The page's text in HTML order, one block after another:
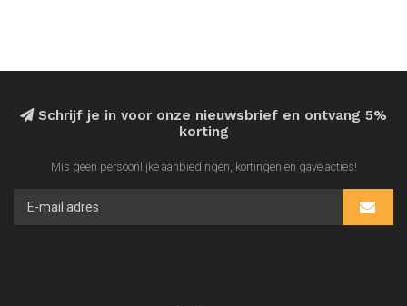
Schrijf je in voor onze nieuwsbrief en ontvang 5%
korting
Mis geen persoonlijke aanbiedingen, kortingen en gave acties!